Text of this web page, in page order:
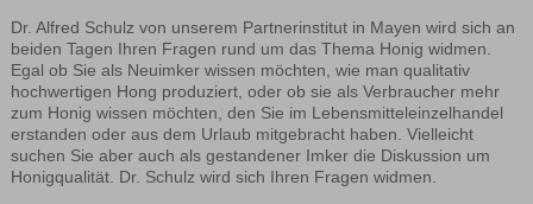
Dr. Alfred Schulz von unserem Partnerinstitut in Mayen wird sich an
beiden Tagen Ihren Fragen rund um das Thema Honig widmen.
Egal ob Sie als Neuimker wissen möchten, wie man qualitativ
hochwertigen Hong produziert, oder ob sie als Verbraucher mehr
zum Honig wissen möchten, den Sie im Lebensmitteleinzelhandel
erstanden oder aus dem Urlaub mitgebracht haben. Vielleicht
suchen Sie aber auch als gestandener Imker die Diskussion um
Honigqualität. Dr. Schulz wird sich Ihren Fragen widmen.